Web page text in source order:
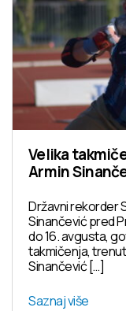
Velika
Armin
Državni rekorder
Sinančević pred
do 16. avgusta,
takmičenja,
Sinančević […]
Saznaj više